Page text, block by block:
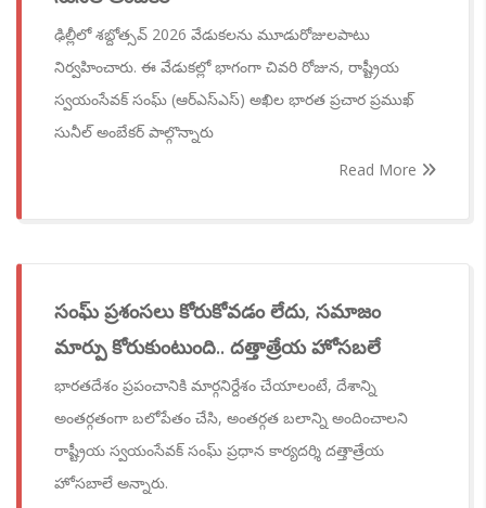
ఢిల్లీలో శబ్దోత్సవ్ 2026 వేడుకలను మూడురోజులపాటు
నిర్వహించారు. ఈ వేడుకల్లో భాగంగా చివరి రోజున, రాష్ట్రీయ
స్వయంసేవక్ సంఘ్ (ఆర్‌ఎస్‌ఎస్) అఖిల భారత ప్రచార ప్రముఖ్
సునీల్ అంబేకర్ పాల్గొన్నారు
Read More
సంఘ్ ప్రశంసలు కోరుకోవడం లేదు, సమాజం
మార్పు కోరుకుంటుంది.. దత్తాత్రేయ హోసబలే
భారతదేశం ప్రపంచానికి మార్గనిర్దేశం చేయాలంటే, దేశాన్ని
అంతర్గతంగా బలోపేతం చేసి, అంతర్గత బలాన్ని అందించాలని
రాష్ట్రీయ స్వయంసేవక్ సంఘ్ ప్రధాన కార్యదర్శి దత్తాత్రేయ
హోసబాలే అన్నారు.